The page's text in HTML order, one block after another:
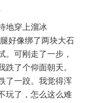
地穿上溜冰
好像绑了两块大石
。可刚走了一步，
跌了个仰面朝天。
了一跤。我觉得浑
玩了，怎么这么难